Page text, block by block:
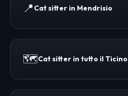
📍Cat sitter in Mendrisio
🗺️Cat sitter in tutto il Ticino